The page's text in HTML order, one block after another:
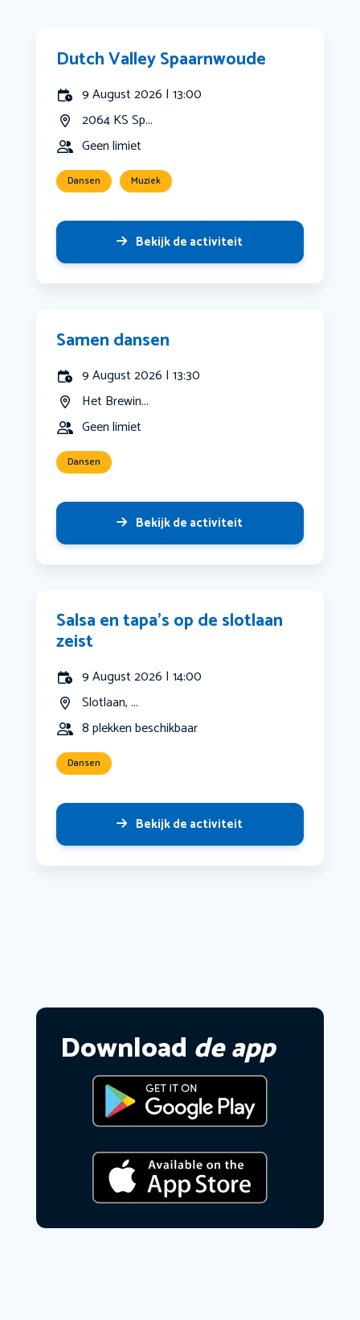
Dutch Valley Spaarnwoude
9 August 2026 | 13:00
2064 KS Sp...
Geen limiet
Dansen Muziek
Bekijk de activiteit
Samen dansen
9 August 2026 | 13:30
Het Brewin...
Geen limiet
Dansen
Bekijk de activiteit
Salsa en tapa’s op de slotlaan
zeist
9 August 2026 | 14:00
Slotlaan, ...
8 plekken beschikbaar
Dansen
Bekijk de activiteit
Download de app